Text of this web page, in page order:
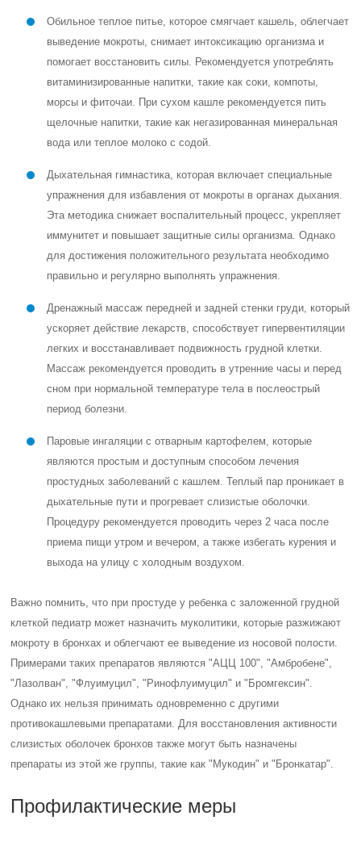
Обильное теплое питье, которое смягчает кашель, облегчает
выведение мокроты, снимает интоксикацию организма и
помогает восстановить силы. Рекомендуется употреблять
витаминизированные напитки, такие как соки, компоты,
морсы и фиточаи. При сухом кашле рекомендуется пить
щелочные напитки, такие как негазированная минеральная
вода или теплое молоко с содой.
Дыхательная гимнастика, которая включает специальные
упражнения для избавления от мокроты в органах дыхания.
Эта методика снижает воспалительный процесс, укрепляет
иммунитет и повышает защитные силы организма. Однако
для достижения положительного результата необходимо
правильно и регулярно выполнять упражнения.
Дренажный массаж передней и задней стенки груди, который
ускоряет действие лекарств, способствует гипервентиляции
легких и восстанавливает подвижность грудной клетки.
Массаж рекомендуется проводить в утренние часы и перед
сном при нормальной температуре тела в послеострый
период болезни.
Паровые ингаляции с отварным картофелем, которые
являются простым и доступным способом лечения
простудных заболеваний с кашлем. Теплый пар проникает в
дыхательные пути и прогревает слизистые оболочки.
Процедуру рекомендуется проводить через 2 часа после
приема пищи утром и вечером, а также избегать курения и
выхода на улицу с холодным воздухом.
Важно помнить, что при простуде у ребенка с заложенной грудной
клеткой педиатр может назначить муколитики, которые разжижают
мокроту в бронхах и облегчают ее выведение из носовой полости.
Примерами таких препаратов являются "АЦЦ 100", "Амбробене",
"Лазолван", "Флуимуцил", "Ринофлуимуцил" и "Бромгексин".
Однако их нельзя принимать одновременно с другими
противокашлевыми препаратами. Для восстановления активности
слизистых оболочек бронхов также могут быть назначены
препараты из этой же группы, такие как "Мукодин" и "Бронкатар".
Профилактические меры